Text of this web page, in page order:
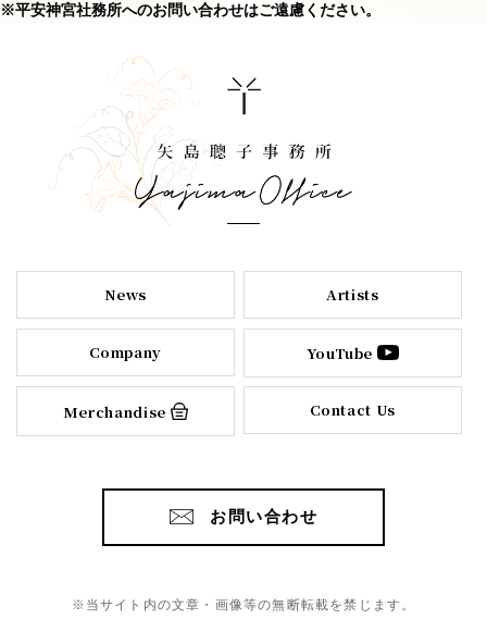
※平安神宮社務所へのお問い合わせはご遠慮ください。
News Artists
Company YouTube
Merchandise Contact Us
お問い合わせ
※当サイト内の文章・画像等の無断転載を禁じます。